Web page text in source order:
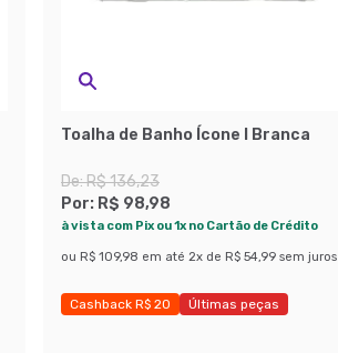
Toalha de Banho Ícone I Branca
De:R$ 136,23
Por: R$ 98,98
à vista com Pix ou 1x no Cartão de Crédito
ou R$ 109,98 em até 2x de R$ 54,99 sem juros
Cashback R$ 20
Últimas peças